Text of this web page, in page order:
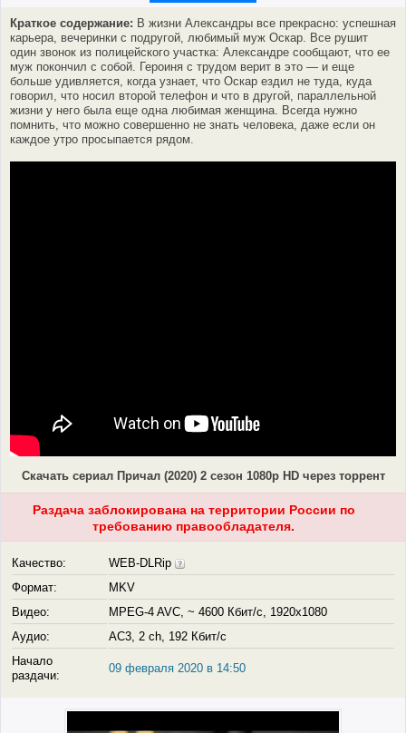
Краткое содержание: В жизни Александры все прекрасно: успешная
карьера, вечеринки с подругой, любимый муж Оскар. Все рушит
один звонок из полицейского участка: Александре сообщают, что ее
муж покончил с собой. Героиня с трудом верит в это — и еще
больше удивляется, когда узнает, что Оскар ездил не туда, куда
говорил, что носил второй телефон и что в другой, параллельной
жизни у него была еще одна любимая женщина. Всегда нужно
помнить, что можно совершенно не знать человека, даже если он
каждое утро просыпается рядом.
Скачать сериал Причал (2020) 2 сезон 1080p HD через торрент
Раздача заблокирована на территории России по
требованию правообладателя.
Качество:
WEB-DLRip
Формат:
MKV
Видео:
MPEG-4 AVC, ~ 4600 Кбит/с, 1920x1080
Аудио:
AC3, 2 ch, 192 Кбит/с
Начало
раздачи:
09 февраля 2020 в 14:50